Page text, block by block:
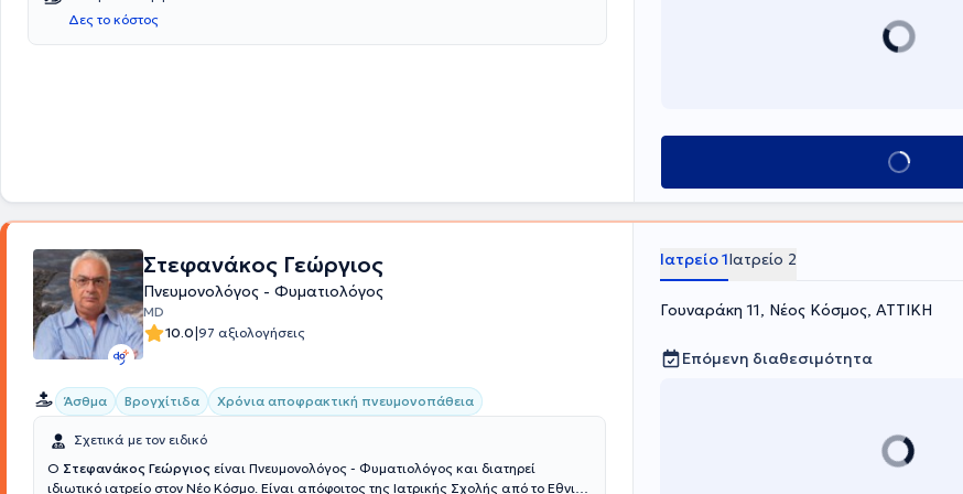
Δες το κόστος
Κλείσε ραντεβού
Στεφανάκος Γεώργιος
Πνευμονολόγος - Φυματιολόγος
MD
10.0|97 αξιολογήσεις
Άσθμα Βρογχίτιδα Χρόνια αποφρακτική πνευμονοπάθεια
Σχετικά με τον ειδικό
Ο Στεφανάκος Γεώργιος είναι Πνευμονολόγος - Φυματιολόγος και διατηρεί
ιδιωτικό ιατρείο στον Νέο Κόσμο. Είναι απόφοιτος της Ιατρικής Σχολής από το Εθνικό
Ιατρείο 1Ιατρείο 2
Γουναράκη 11, Νέος Κόσμος, ΑΤΤΙΚΗ
Επόμενη διαθεσιμότητα